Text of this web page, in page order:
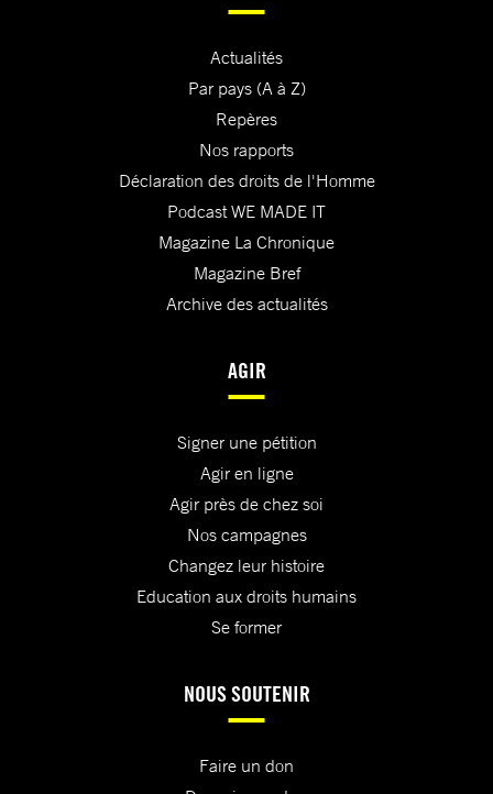
Actualités
Par pays (A à Z)
Repères
Nos rapports
Déclaration des droits de l'Homme
Podcast WE MADE IT
Magazine La Chronique
Magazine Bref
Archive des actualités
AGIR
Signer une pétition
Agir en ligne
Agir près de chez soi
Nos campagnes
Changez leur histoire
Education aux droits humains
Se former
NOUS SOUTENIR
Faire un don